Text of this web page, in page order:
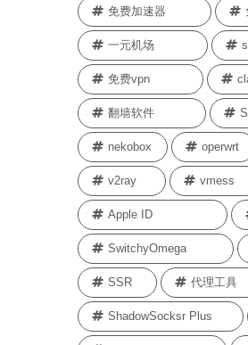
免费加速器
一元机场
免费vpn
翻墙软件
nekobox operwrt
v2ray vmess
Apple ID
SwitchyOmega
SSR 代理工具
ShadowSocksr Plus